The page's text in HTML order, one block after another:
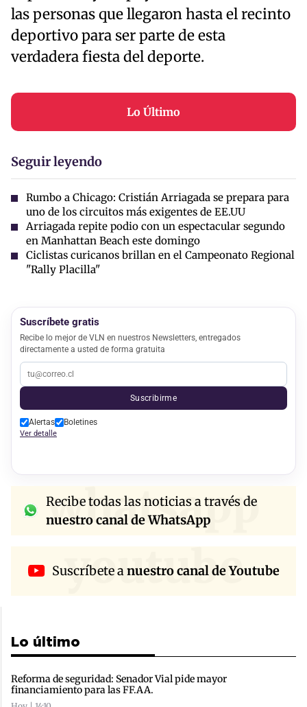
las personas que llegaron hasta el recinto
deportivo para ser parte de esta
verdadera fiesta del deporte.
Lo Último
Seguir leyendo
Rumbo a Chicago: Cristián Arriagada se prepara para
uno de los circuitos más exigentes de EE.UU
Arriagada repite podio con un espectacular segundo
en Manhattan Beach este domingo
Ciclistas curicanos brillan en el Campeonato Regional
"Rally Placilla"
Suscríbete gratis
Recibe lo mejor de VLN en nuestros Newsletters, entregados
directamente a usted de forma gratuita
Suscribirme
Alertas Boletines
Ver detalle
whatsapp
Recibe todas las noticias a través de
nuestro canal de WhatsApp
youtube
Suscríbete anuestro canal de Youtube
Lo último
Reforma de seguridad: Senador Vial pide mayor
financiamiento para las FF.AA.